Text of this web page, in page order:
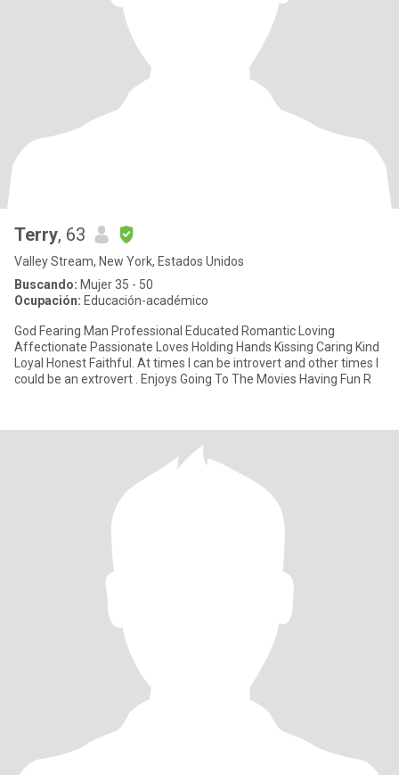
Terry, 63
Valley Stream, New York, Estados Unidos
Buscando: Mujer 35 - 50
Ocupación: Educación-académico
God Fearing Man Professional Educated Romantic Loving
Affectionate Passionate Loves Holding Hands Kissing Caring Kind
Loyal Honest Faithful. At times I can be introvert and other times I
could be an extrovert . Enjoys Going To The Movies Having Fun R